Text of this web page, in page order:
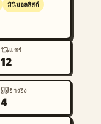
มินิมอลลิสต์
แชร์
12
อ้างอิง
4